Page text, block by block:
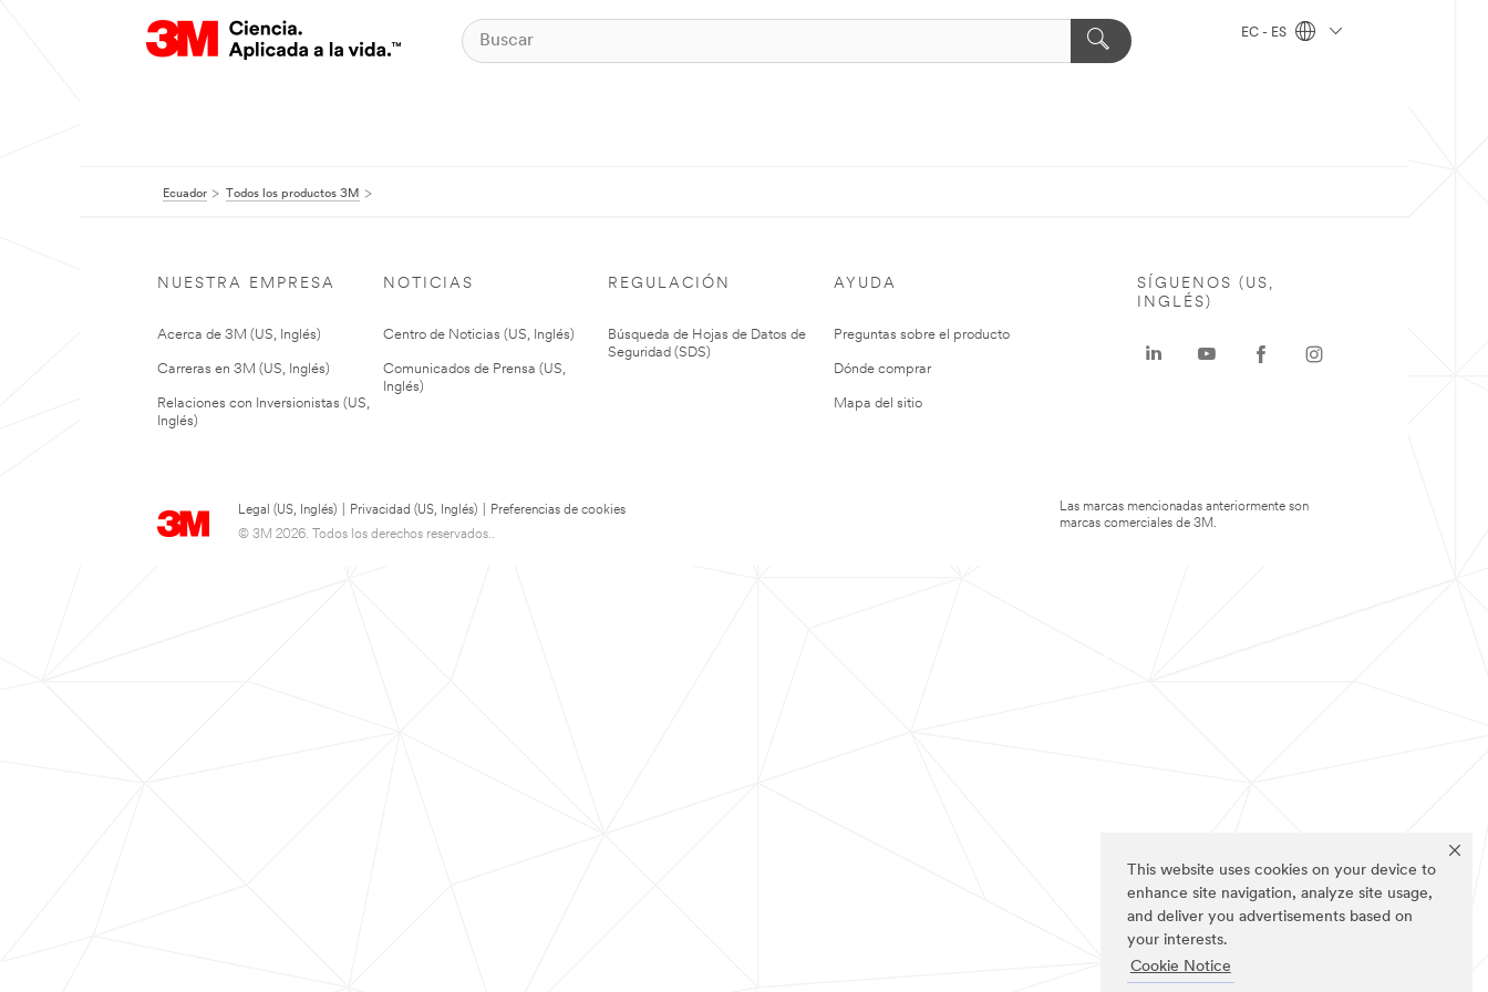
This website uses cookies on your device to
enhance site navigation, analyze site usage,
and deliver you advertisements based on
your interests.
Cookie Notice
EC - ES
Ecuador Todos los productos 3M
NUESTRA EMPRESA
Acerca de 3M (US, Inglés)
Carreras en 3M (US, Inglés)
Relaciones con Inversionistas (US,
Inglés)
NOTICIAS
Centro de Noticias (US, Inglés)
Comunicados de Prensa (US,
Inglés)
REGULACIÓN
Búsqueda de Hojas de Datos de
Seguridad (SDS)
AYUDA
Preguntas sobre el producto
Dónde comprar
Mapa del sitio
Legal (US, Inglés) Privacidad (US, Inglés)
Preferencias de cookies
© 3M 2026. Todos los derechos reservados..
SÍGUENOS (US,
INGLÉS)
Las marcas mencionadas anteriormente son
marcas comerciales de 3M.